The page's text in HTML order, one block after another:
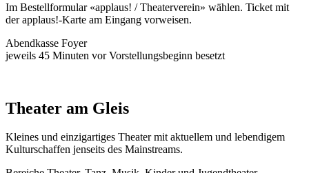
Im Bestellformular «applaus! / Theaterverein» wählen. Ticket mit
der applaus!-Karte am Eingang vorweisen.
Abendkasse Foyer
jeweils 45 Minuten vor Vorstellungsbeginn besetzt
Theater am Gleis
Kleines und einzigartiges Theater mit aktuellem und lebendigem
Kulturschaffen jenseits des Mainstreams.